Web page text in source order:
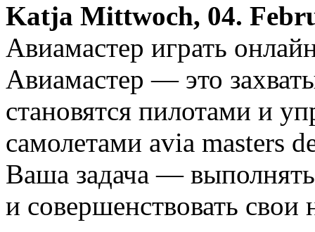
Katja Mittwoch, 04.
Авиамастер играть
Авиамастер — это
становятся пилотами и
самолетами avia masters
Ваша задача — выполнять
и совершенствовать свои